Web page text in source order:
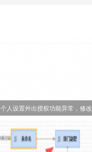
个人设置外出授权功能异常，修改